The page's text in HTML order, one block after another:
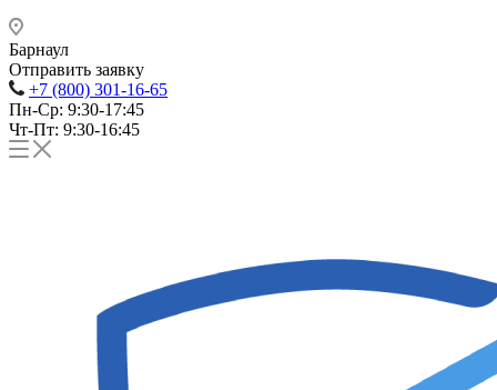
Барнаул
Отправить заявку
+7 (800) 301-16-65
Пн-Ср: 9:30-17:45
Чт-Пт: 9:30-16:45